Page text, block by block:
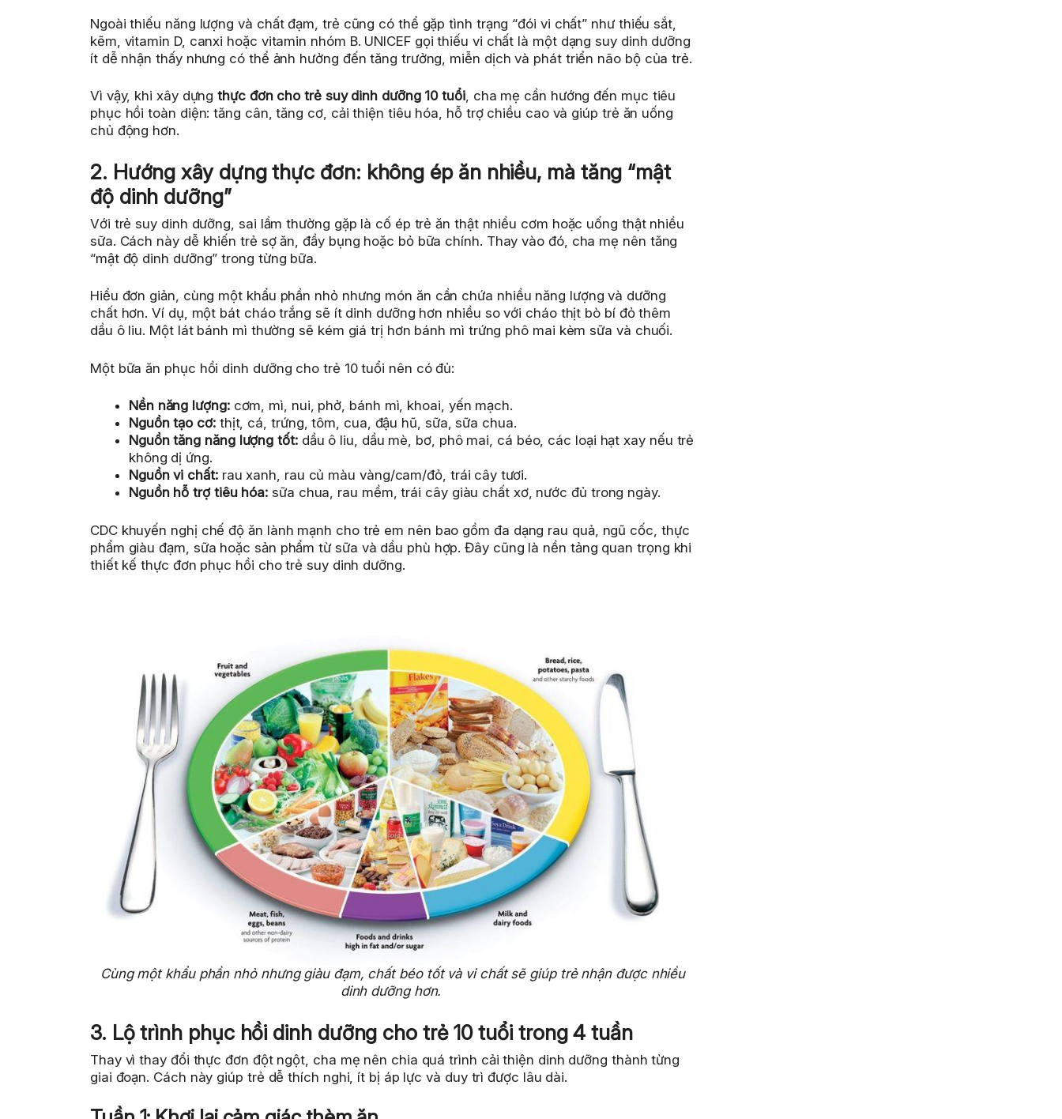
Ngoài thiếu năng lượng và chất đạm, trẻ cũng có thể gặp tình trạng “đói vi chất” như thiếu sắt,
kẽm, vitamin D, canxi hoặc vitamin nhóm B. UNICEF gọi thiếu vi chất là một dạng suy dinh dưỡng
ít dễ nhận thấy nhưng có thể ảnh hưởng đến tăng trưởng, miễn dịch và phát triển não bộ của trẻ.
Vì vậy, khi xây dựngthực đơn cho trẻ suy dinh dưỡng 10 tuổi, cha mẹ cần hướng đến mục tiêu
phục hồi toàn diện: tăng cân, tăng cơ, cải thiện tiêu hóa, hỗ trợ chiều cao và giúp trẻ ăn uống
chủ động hơn.
2. Hướng xây dựng thực đơn: không ép ăn nhiều, mà tăng “mật
độ dinh dưỡng”
Với trẻ suy dinh dưỡng, sai lầm thường gặp là cố ép trẻ ăn thật nhiều cơm hoặc uống thật nhiều
sữa. Cách này dễ khiến trẻ sợ ăn, đầy bụng hoặc bỏ bữa chính. Thay vào đó, cha mẹ nên tăng
“mật độ dinh dưỡng” trong từng bữa.
Hiểu đơn giản, cùng một khẩu phần nhỏ nhưng món ăn cần chứa nhiều năng lượng và dưỡng
chất hơn. Ví dụ, một bát cháo trắng sẽ ít dinh dưỡng hơn nhiều so với cháo thịt bò bí đỏ thêm
dầu ô liu. Một lát bánh mì thường sẽ kém giá trị hơn bánh mì trứng phô mai kèm sữa và chuối.
Một bữa ăn phục hồi dinh dưỡng cho trẻ 10 tuổi nên có đủ:
Nền năng lượng:cơm, mì, nui, phở, bánh mì, khoai, yến mạch.
Nguồn tạo cơ:thịt, cá, trứng, tôm, cua, đậu hũ, sữa, sữa chua.
Nguồn tăng năng lượng tốt:dầu ô liu, dầu mè, bơ, phô mai, cá béo, các loại hạt xay nếu trẻ
không dị ứng.
Nguồn vi chất:rau xanh, rau củ màu vàng/cam/đỏ, trái cây tươi.
Nguồn hỗ trợ tiêu hóa: sữa chua, rau mềm, trái cây giàu chất xơ, nước đủ trong ngày.
CDC khuyến nghị chế độ ăn lành mạnh cho trẻ em nên bao gồm đa dạng rau quả, ngũ cốc, thực
phẩm giàu đạm, sữa hoặc sản phẩm từ sữa và dầu phù hợp. Đây cũng là nền tảng quan trọng khi
thiết kế thực đơn phục hồi cho trẻ suy dinh dưỡng.
Cùng một khẩu phần nhỏ nhưng giàu đạm, chất béo tốt và vi chất sẽ giúp trẻ nhận được nhiều
dinh dưỡng hơn.
3. Lộ trình phục hồi dinh dưỡng cho trẻ 10 tuổi trong 4 tuần
Thay vì thay đổi thực đơn đột ngột, cha mẹ nên chia quá trình cải thiện dinh dưỡng thành từng
giai đoạn. Cách này giúp trẻ dễ thích nghi, ít bị áp lực và duy trì được lâu dài.